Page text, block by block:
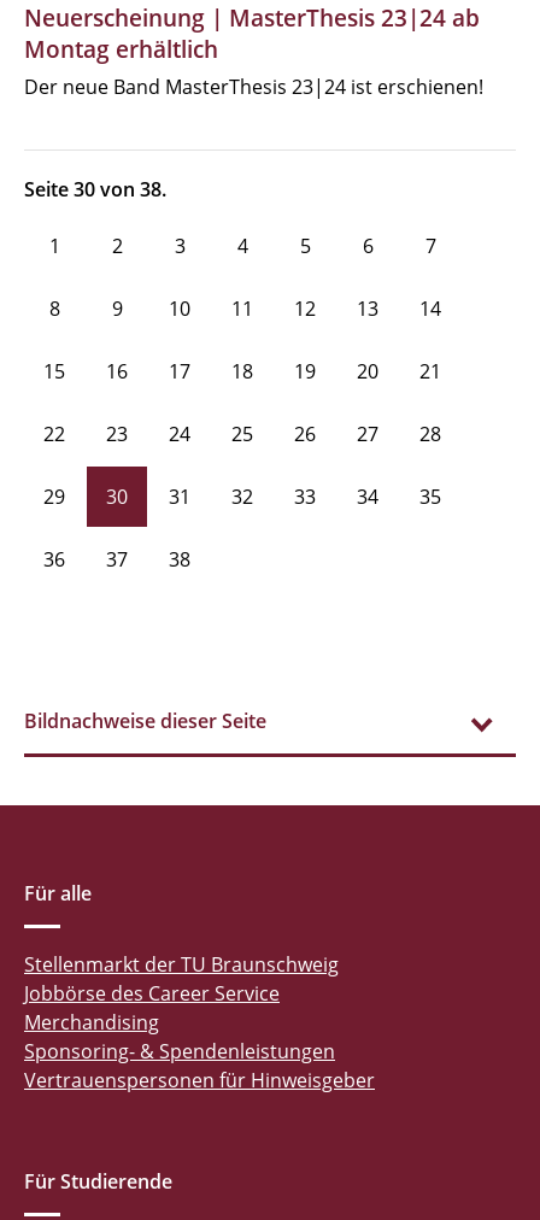
Neuerscheinung | MasterThesis 23|24 ab
Montag erhältlich
Der neue Band MasterThesis 23|24 ist erschienen!
Seite 30 von 38.
1 2 3 4 5 6 7
8 9 10 11 12 13 14
15 16 17 18 19 20 21
22 23 24 25 26 27 28
29 30 31 32 33 34 35
36 37 38
Bildnachweise dieser Seite
Für alle
Stellenmarkt der TU Braunschweig
Jobbörse des Career Service
Merchandising
Sponsoring- & Spendenleistungen
Vertrauenspersonen für Hinweisgeber
Für Studierende